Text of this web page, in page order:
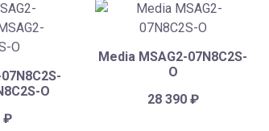
O
₽
Media MSAG2-07N8C2S-
O
28 390 ₽